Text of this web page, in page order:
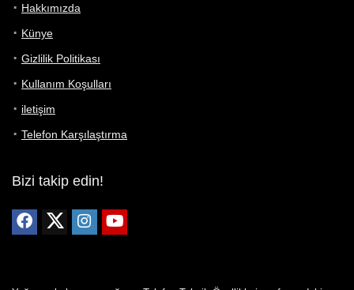
Hakkımızda
Künye
Gizlilik Politikası
Kullanım Koşulları
iletişim
Telefon Karşılaştırma
Bizi takip edin!